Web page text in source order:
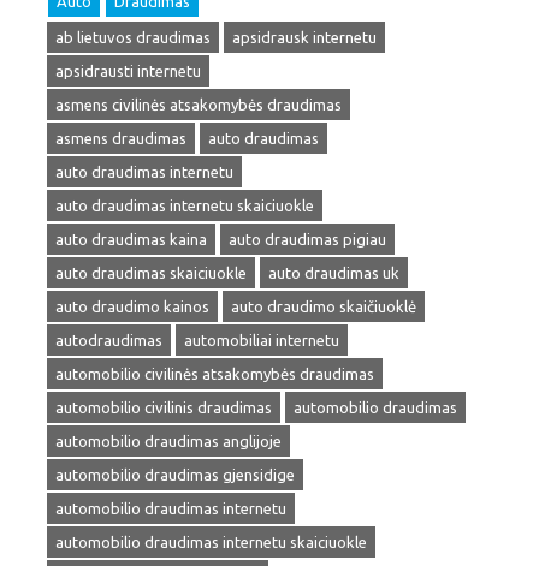
ab lietuvos draudimas
apsidrausk internetu
apsidrausti internetu
asmens civilinės atsakomybės draudimas
asmens draudimas
auto draudimas
auto draudimas internetu
auto draudimas internetu skaiciuokle
auto draudimas kaina
auto draudimas pigiau
auto draudimas skaiciuokle
auto draudimas uk
auto draudimo kainos
auto draudimo skaičiuoklė
autodraudimas
automobiliai internetu
automobilio civilinės atsakomybės draudimas
automobilio civilinis draudimas
automobilio draudimas
automobilio draudimas anglijoje
automobilio draudimas gjensidige
automobilio draudimas internetu
automobilio draudimas internetu skaiciuokle